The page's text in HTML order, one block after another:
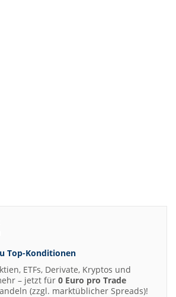
Top-Konditionen
ETFs, Derivate, Kryptos und
– jetzt für 0 Euro pro Trade
(zzgl. marktüblicher Spreads)!